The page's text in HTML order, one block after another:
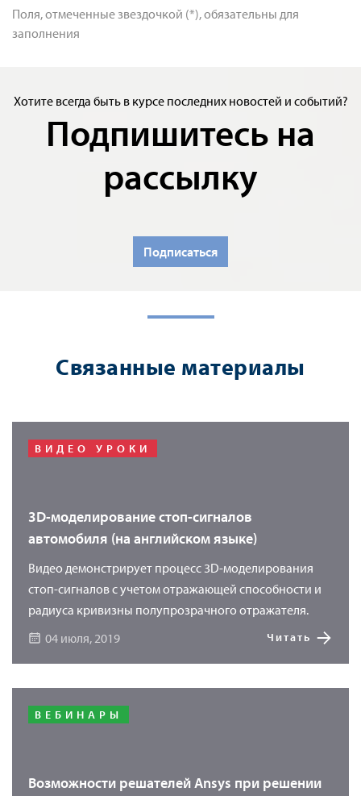
Поля, отмеченные звездочкой (*), обязательны для
заполнения
Хотите всегда быть в курсе последних новостей и событий?
Подпишитесь на
рассылку
Подписаться
Связанные материалы
ВИДЕО УРОКИ
3D-моделирование стоп-сигналов
автомобиля (на английском языке)
Видео демонстрирует процесс 3D-моделирования
стоп-сигналов с учетом отражающей способности и
радиуса кривизны полупрозрачного отражателя.
04 июля, 2019
Читать
ВЕБИНАРЫ
Возможности решателей Ansys при решении